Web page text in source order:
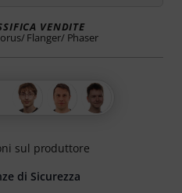
VENDITE
Flanger/ Phaser
sul produttore
di Sicurezza